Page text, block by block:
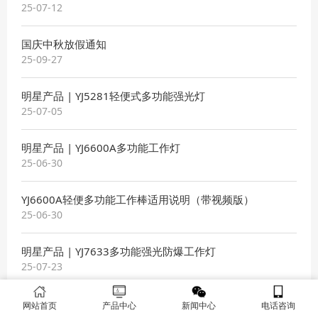
25-07-12
国庆中秋放假通知
25-09-27
明星产品 | YJ5281轻便式多功能强光灯
25-07-05
明星产品 | YJ6600A多功能工作灯
25-06-30
YJ6600A轻便多功能工作棒适用说明（带视频版）
25-06-30
明星产品 | YJ7633多功能强光防爆工作灯
25-07-23
YJ6133全方位自动泛光工作灯使用说明
网站首页 产品中心 新闻中心 电话咨询